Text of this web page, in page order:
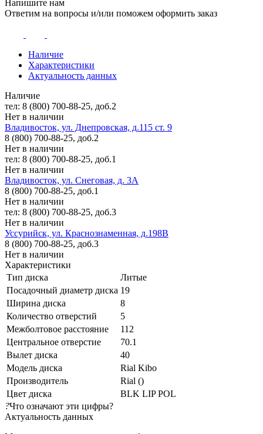
Напишите нам
Ответим на вопросы и/или поможем оформить заказ
Наличие
Характеристики
Актуальность данных
Наличие
тел: 8 (800) 700-88-25, доб.2
Нет в наличии
Владивосток, ул. Днепровская, д.115 ст. 9
8 (800) 700-88-25, доб.2
Нет в наличии
тел: 8 (800) 700-88-25, доб.1
Нет в наличии
Владивосток, ул. Снеговая, д. 3А
8 (800) 700-88-25, доб.1
Нет в наличии
тел: 8 (800) 700-88-25, доб.3
Нет в наличии
Уссурийск, ул. Краснознаменная, д.198В
8 (800) 700-88-25, доб.3
Нет в наличии
Характеристики
Тип диска
Литые
Посадочный диаметр диска 19
Ширина диска
8
Количество отверстий
5
Межболтовое расстояние
112
Центральное отверстие
70.1
Вылет диска
40
Модель диска
Rial Kibo
Производитель
Rial ()
Цвет диска
BLK LIP POL
?Что означают эти цифры?
Актуальность данных